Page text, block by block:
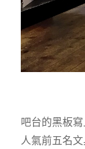
吧台的黑板
人氣前五名文